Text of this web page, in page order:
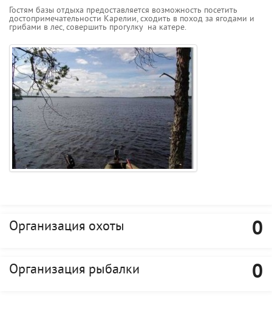
Гостям базы отдыха предоставляется возможность посетить
достопримечательности Карелии, сходить в поход за ягодами и
грибами в лес, совершить прогулку на катере.
Организация охоты 0
Организация рыбалки 0